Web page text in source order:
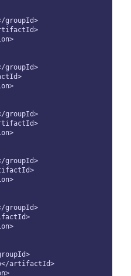
groupId>
groupId>
groupId>
groupId>
groupId>
artifactId>